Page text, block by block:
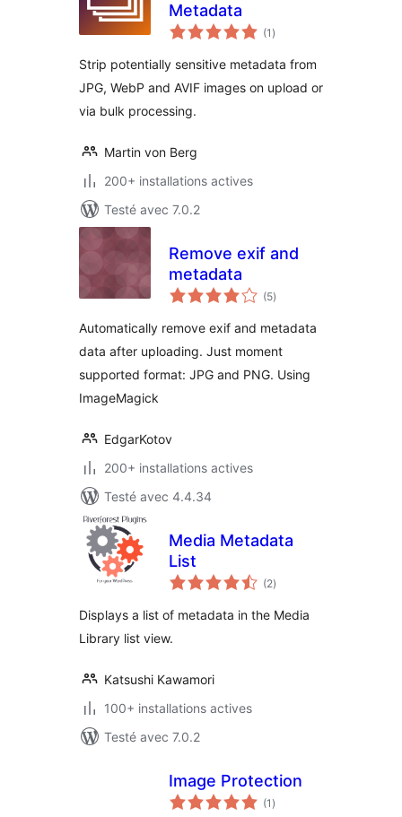
Metadata
(1 notes
en
)
Strip potentially sensitive metadata from
JPG, WebP and AVIF images on upload or
via bulk processing.
Martin von Berg
200+ installations actives
Testé avec 7.0.2
Remove exif and
metadata
(5notes
en
)
Automatically remove exif and metadata
data after uploading. Just moment
supported format: JPG and PNG. Using
ImageMagick
EdgarKotov
200+ installations actives
Testé avec 4.4.34
Media Metadata
List
(2notes
en
)
Displays a list of metadata in the Media
Library list view.
Katsushi Kawamori
100+ installations actives
Testé avec 7.0.2
Image Protection
(1 notes
en
)